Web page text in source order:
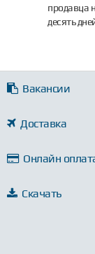
продавца
десять
Вакансии
Доставка
Онлайн
Скачать